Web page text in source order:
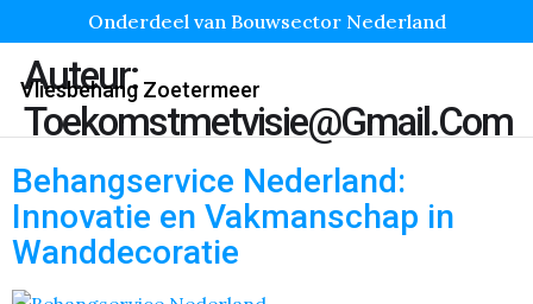
Onderdeel van Bouwsector Nederland
Vliesbehang Zoetermeer
Auteur:
Toekomstmetvisie@gmail.com
Behangservice Nederland:
Innovatie en Vakmanschap in
Wanddecoratie